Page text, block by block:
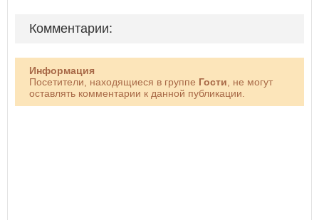
Комментарии:
Информация
Посетители, находящиеся в группе Гости , не могут
оставлять комментарии к данной публикации.